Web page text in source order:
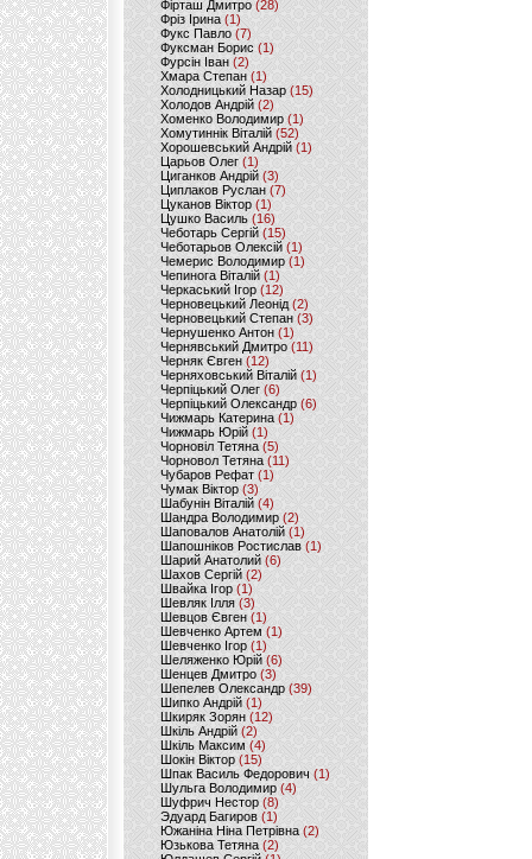
Фірташ Дмитро (28)
Фріз Ірина (1)
Фукс Павло (7)
Фуксман Борис (1)
Фурсін Іван (2)
Хмара Степан(1)
Холодницький Назар(15)
Холодов Андрій (2)
Хоменко Володимир (1)
Хомутиннік Віталій (52)
Хорошевський Андрій (1)
Царьов Олег (1)
Циганков Андрій (3)
Циплаков Руслан(7)
Цуканов Віктор (1)
Цушко Василь (16)
Чеботарь Сергій (15)
Чеботарьов Олексій (1)
Чемерис Володимир (1)
Чепинога Віталій (1)
Черкаський Ігор (12)
Черновецький Леонід(2)
Черновецький Степан (3)
Чернушенко Антон (1)
Чернявський Дмитро(11)
Черняк Євген(12)
Черняховський Віталій (1)
Черпіцький Олег (6)
Черпіцький Олександр (6)
Чижмарь Катерина (1)
Чижмарь Юрій (1)
Чорновіл Тетяна (5)
Чорновол Тетяна (11)
Чубаров Рефат (1)
Чумак Віктор(3)
Шабунін Віталій (4)
Шандра Володимир (2)
Шаповалов Анатолій(1)
Шапошніков Ростислав(1)
Шарий Анатолий(6)
Шахов Сергій(2)
Швайка Ігор (1)
Шевляк Ілля (3)
Шевцов Євген (1)
Шевченко Артем(1)
Шевченко Ігор(1)
Шеляженко Юрій (6)
Шенцев Дмитро (3)
Шепелев Олександр (39)
Шипко Андрій(1)
Шкиряк Зорян(12)
Шкіль Андрій(2)
Шкіль Максим (4)
Шокін Віктор (15)
Шпак Василь Федорович (1)
Шульга Володимир (4)
Шуфрич Нестор(8)
Эдуард Багиров (1)
Южаніна Ніна Петрівна (2)
Юзькова Тетяна(2)